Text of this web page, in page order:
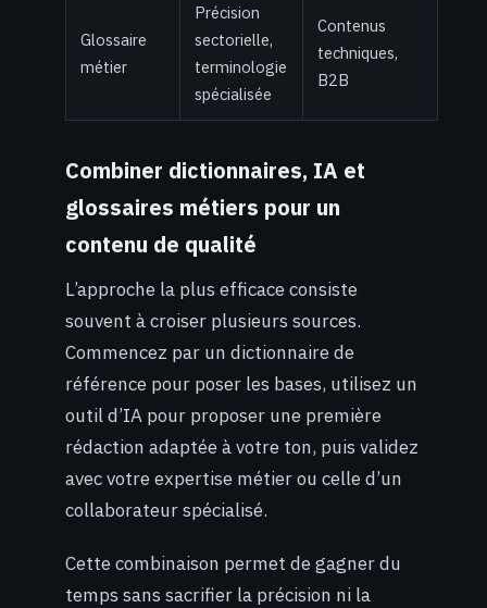
Glossaire
métier
Précision
sectorielle,
terminologie
spécialisée
Contenus
techniques,
B2B
Combiner dictionnaires, IA et
glossaires métiers pour un
contenu de qualité
L’approche la plus efficace consiste
souvent à croiser plusieurs sources.
Commencez par un dictionnaire de
référence pour poser les bases, utilisez un
outil d’IA pour proposer une première
rédaction adaptée à votre ton, puis validez
avec votre expertise métier ou celle d’un
collaborateur spécialisé.
Cette combinaison permet de gagner du
temps sans sacrifier la précision ni la